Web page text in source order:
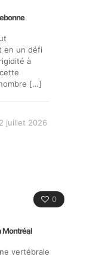
en un défi
à
[…]
juillet 2026
0
Montréal
vertébrale